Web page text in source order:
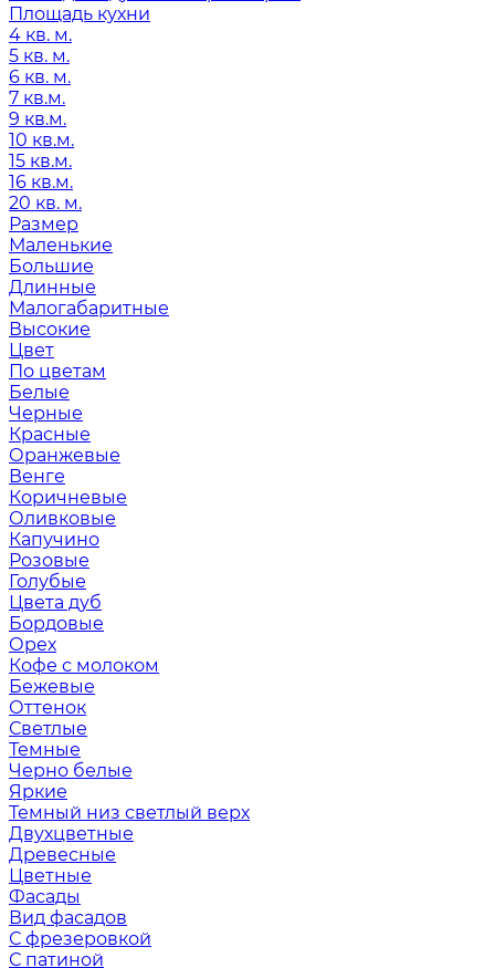
Площадь кухни
4 кв. м.
5 кв. м.
6 кв. м.
7 кв.м.
9 кв.м.
10 кв.м.
15 кв.м.
16 кв.м.
20 кв. м.
Размер
Маленькие
Большие
Длинные
Малогабаритные
Высокие
Цвет
По цветам
Белые
Черные
Красные
Оранжевые
Венге
Коричневые
Оливковые
Капучино
Розовые
Голубые
Цвета дуб
Бордовые
Орех
Кофе с молоком
Бежевые
Оттенок
Светлые
Темные
Черно белые
Яркие
Темный низ светлый верх
Двухцветные
Древесные
Цветные
Фасады
Вид фасадов
С фрезеровкой
С патиной